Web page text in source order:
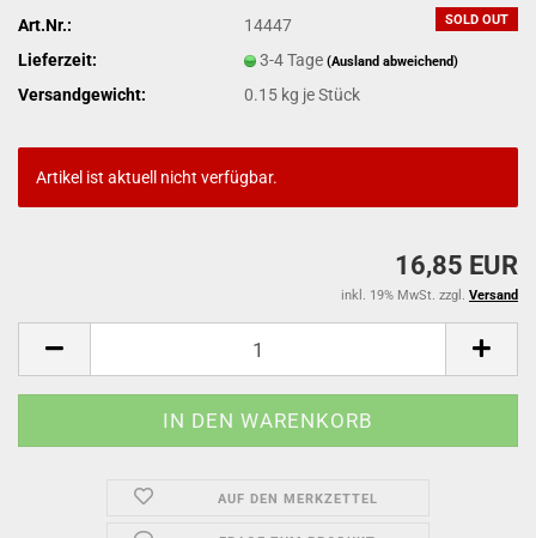
SOLD OUT
Art.Nr.:
14447
Lieferzeit:
3-4 Tage(Ausland abweichend)
Versandgewicht: 0.15 kg je Stück
Artikel ist aktuell nicht verfügbar.
16,85 EUR
inkl. 19% MwSt. zzgl. Versand
AUF DEN MERKZETTEL